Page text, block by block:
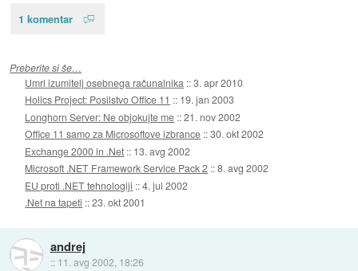
1 komentar
Preberite si še…
Umrl izumitelj osebnega računalnika ::3. apr 2010
Holics Project: Posilstvo Office 11 :: 19. jan 2003
Longhorn Server: Ne objokujte me ::21. nov 2002
Office 11 samo za Microsoftove izbrance ::30. okt 2002
Exchange 2000 in .Net :: 13. avg 2002
Microsoft .NET Framework Service Pack 2 ::8. avg 2002
EU proti .NET tehnologiji ::4. jul 2002
.Net na tapeti ::23. okt 2001
andrej
:: 11. avg 2002, 18:26